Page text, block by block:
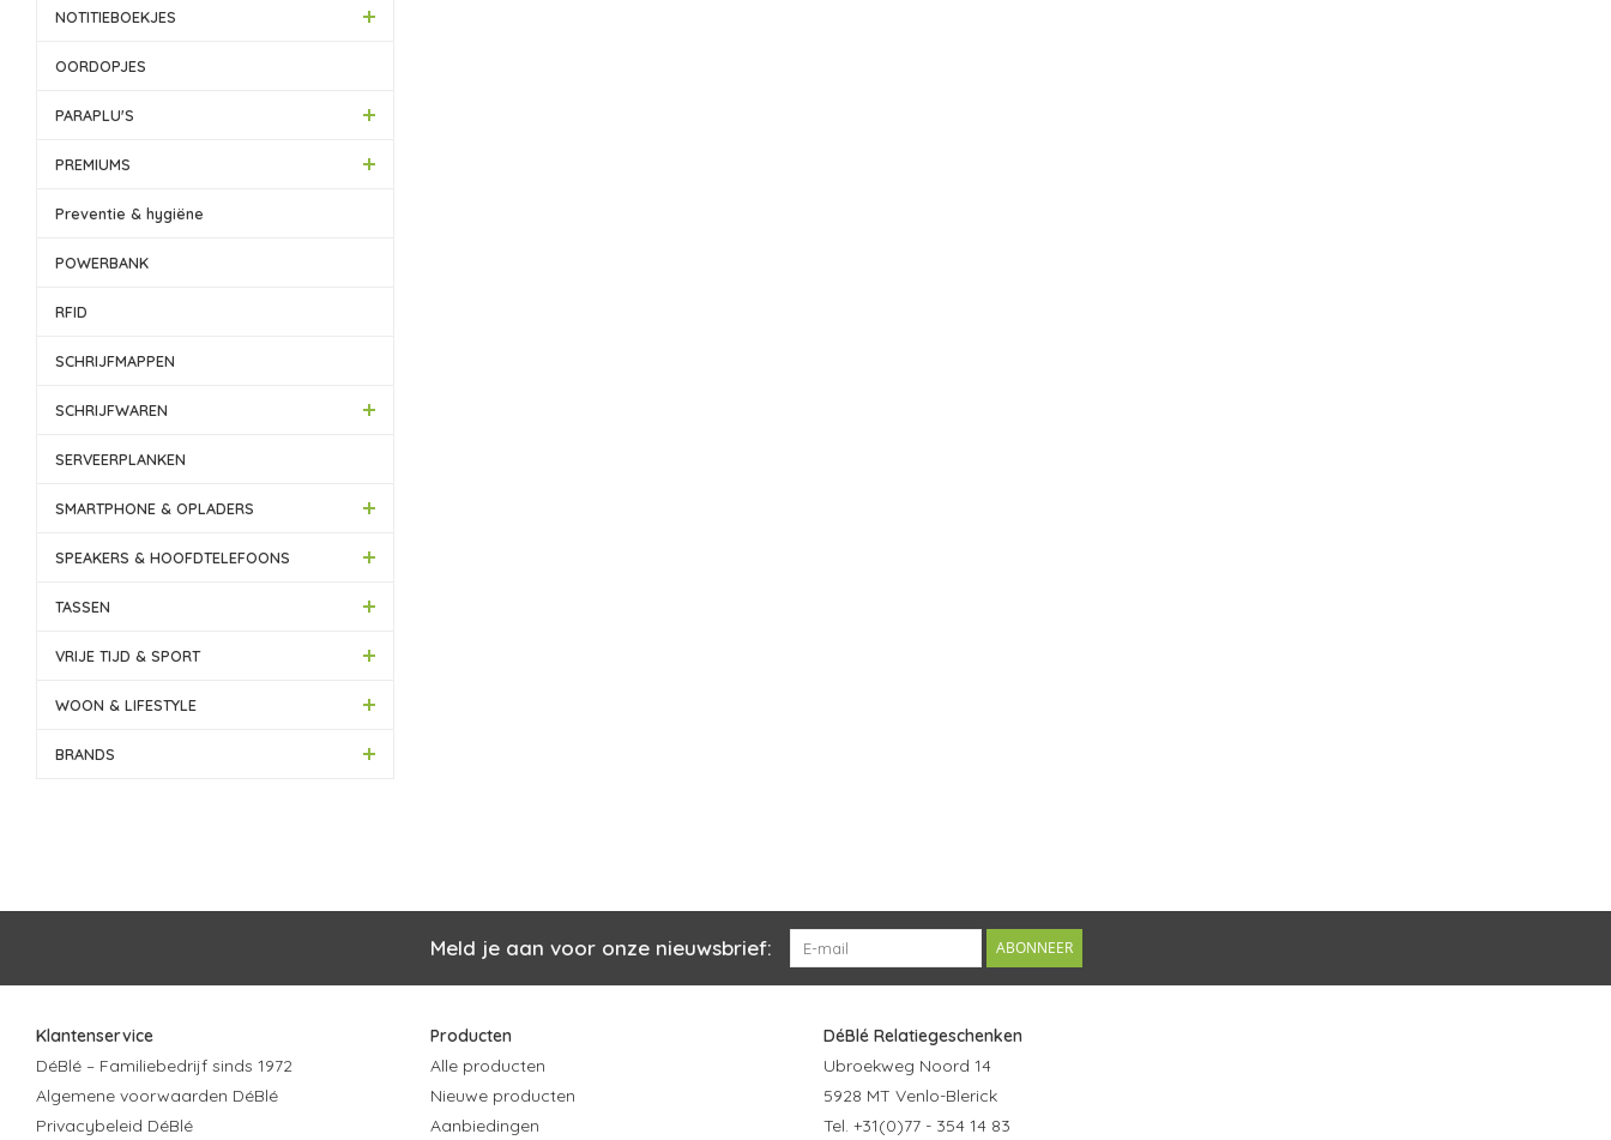
NOTITIEBOEKJES
OORDOPJES
PARAPLU'S
PREMIUMS
Preventie & hygiëne
POWERBANK
RFID
SCHRIJFMAPPEN
SCHRIJFWAREN
SERVEERPLANKEN
SMARTPHONE & OPLADERS
SPEAKERS & HOOFDTELEFOONS
TASSEN
VRIJE TIJD & SPORT
WOON & LIFESTYLE
BRANDS
Meld je aan voor onze nieuwsbrief: ABONNEER
Klantenservice
DéBlé – Familiebedrijf sinds 1972
Algemene voorwaarden DéBlé
Privacybeleid DéBlé
Producten
Alle producten
Nieuwe producten
Aanbiedingen
DéBlé Relatiegeschenken
Ubroekweg Noord 14
5928 MT Venlo-Blerick
Tel. +31(0)77 - 354 14 83